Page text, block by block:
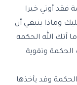
فقد أوتي خيرا
وماذا ينبغي أن
آتك الله الحكمة
وتقوية
وقد يأخذها